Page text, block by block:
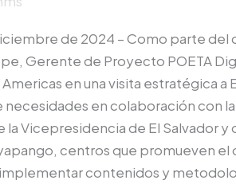
de 2024 – Como parte
Gerente de Proyecto POETA
en una visita estratégica a
en colaboración con
la Vicepresidencia de El Salvador
centros que promueven
contenidos y